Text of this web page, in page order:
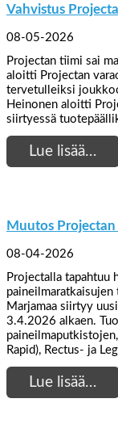
Vahvistus
08-05-2026
Projectan tiimi sai
aloitti Projectan
tervetulleiksi
Heinonen aloitti
siirtyessä
Lue lisää…
Muutos
08-04-2026
Projectalla
Marjamaa siirtyy
3.4.2026 alkaen.
Rapid), Rectus- ja
Lue lisää…